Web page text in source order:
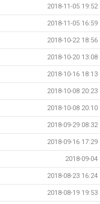
2018-11-05 19:52
2018-11-05 16:59
2018-10-22 18:56
2018-10-20 13:08
2018-10-16 18:13
2018-10-08 20:23
2018-10-08 20:10
2018-09-29 08:32
2018-09-16 17:29
2018-09-04
2018-08-23 16:24
2018-08-19 19:53